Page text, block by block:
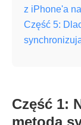
z iPhone'a
Część 5:
Część 1: